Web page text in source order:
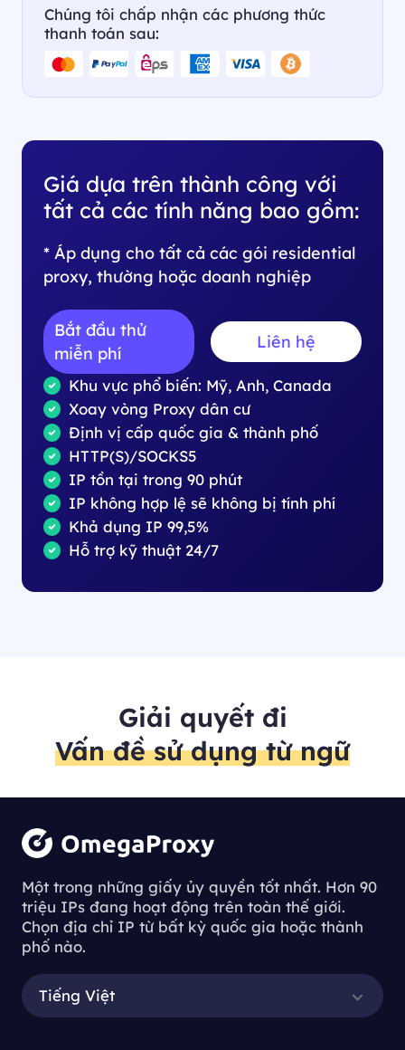
Chúng tôi chấp nhận các phương thức
thanh toán sau:
Giá dựa trên thành công với
tất cả các tính năng bao gồm:
* Áp dụng cho tất cả các gói residential
proxy, thường hoặc doanh nghiệp
Bắt đầu thử
miễn phí
Liên hệ
Khu vực phổ biến: Mỹ, Anh, Canada
Xoay vòng Proxy dân cư
Định vị cấp quốc gia & thành phố
HTTP(S)/SOCKS5
IP tồn tại trong 90 phút
IP không hợp lệ sẽ không bị tính phí
Khả dụng IP 99,5%
Hỗ trợ kỹ thuật 24/7
Giải quyết đi
Vấn đề sử dụng từ ngữ
Một trong những giấy ủy quyền tốt nhất. Hơn 90
triệu IPs đang hoạt động trên toàn thế giới.
Chọn địa chỉ IP từ bất kỳ quốc gia hoặc thành
phố nào.
Tiếng Việt